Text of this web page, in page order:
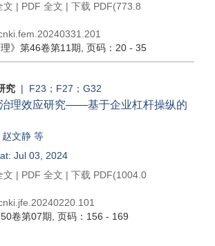
文 | PDF 全文 | 下载 PDF(773.8
》 第46卷第11期 , 页码：20 - 35
究 | F23；F27；G32
理效应研究——基于企业杠杆操纵的
赵文静 等
Jul 03, 2024
文 | PDF 全文 | 下载 PDF(1004.0
卷第07期 , 页码：156 - 169